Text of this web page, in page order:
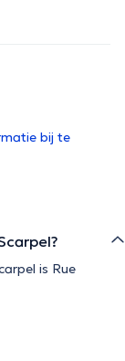
bij te
is Rue